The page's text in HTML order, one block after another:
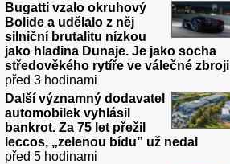
Bugatti vzalo okruhový
Bolide a udělalo z něj
silniční brutalitu nízkou
jako hladina Dunaje. Je jako socha
středověkého rytíře ve válečné zbroji
před 3 hodinami
Další významný dodavatel
automobilek vyhlásil
bankrot. Za 75 let přežil
leccos, „zelenou bídu” už nedal
před 5 hodinami